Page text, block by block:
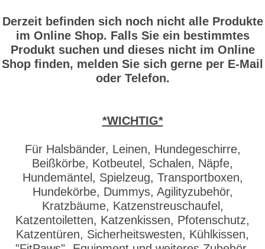
Derzeit befinden sich noch nicht alle Produkte
im Online Shop. Falls Sie ein bestimmtes
Produkt suchen und dieses nicht im Online
Shop finden, melden Sie sich gerne per E-Mail
oder Telefon.
*WICHTIG*
Für Halsbänder, Leinen, Hundegeschirre,
Beißkörbe, Kotbeutel, Schalen, Näpfe,
Hundemäntel, Spielzeug, Transportboxen,
Hundekörbe, Dummys, Agilityzubehör,
Kratzbäume, Katzenstreuschaufel,
Katzentoiletten, Katzenkissen, Pfotenschutz,
Katzentüren, Sicherheitswesten, Kühlkissen,